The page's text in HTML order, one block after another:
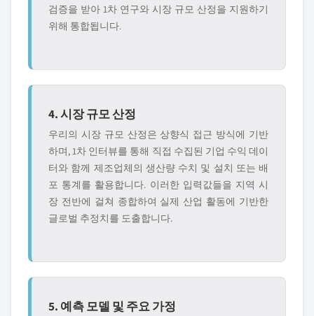
검증을 받아 1차 연구와 시장 규모 산정을 지원하기
위해 통합됩니다.
4. 시장 규모 산정
우리의 시장 규모 산정은 상향식 접근 방식에 기반
하며, 1차 인터뷰를 통해 직접 수집된 기업 수익 데이
터와 함께 제조업체의 생산량 수치 및 설치 또는 배
포 통계를 활용합니다. 이러한 입력값들을 지역 시
장 전반에 걸쳐 종합하여 실제 산업 활동에 기반한
글로벌 추정치를 도출합니다.
5. 예측 모델 및 주요 가정